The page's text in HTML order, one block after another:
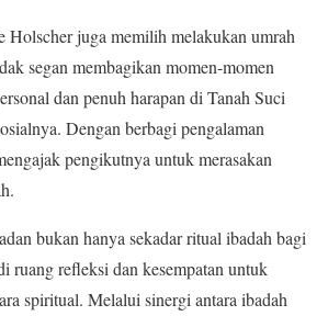
Holscher juga memilih melakukan umrah
segan membagikan momen-momen
dan penuh harapan di Tanah Suci
Dengan berbagi pengalaman
pengikutnya untuk merasakan
bukan hanya sekadar ritual ibadah bagi
ruang refleksi dan kesempatan untuk
spiritual. Melalui sinergi antara ibadah